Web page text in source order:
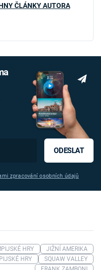
ČLÁNKY AUTORA
ODESLAT
zpracování osobních údajů
HRY
JIŽNÍ AMERIKA
HRY
SQUAW VALLEY